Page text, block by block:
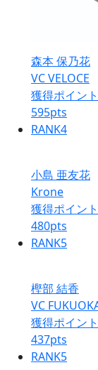
森本 保乃花
VC VELOCE
獲得ポイント
595pts
RANK4
小島 亜友花
Krone
獲得ポイント
480pts
RANK5
樫部 結香
VC
獲得ポイント
437pts
RANK5